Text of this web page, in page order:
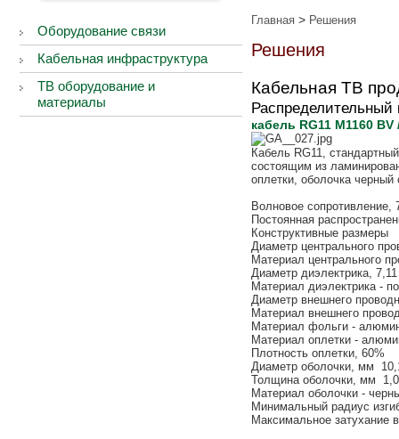
Оборудование связи
Кабельная инфраструктура
ТВ оборудование и
материалы
Главная > Решения
Решения
Кабельная ТВ
Распределительный
кабель RG11 M1160
Кабель RG11,
состоящим из
оплетки, оболочка
Волновое сопротивление,
Постоянная
Конструктивные размеры
Диаметр центрального
Материал центрального
Диаметр диэлектрика,
Материал диэлектрика -
Диаметр внешнего
Материал внешнего
Материал фольги -
Материал оплетки -
Плотность оплетки, 60%
Диаметр оболочки, мм
Толщина оболочки, мм
Материал оболочки -
Минимальный радиус
Максимальное затухание